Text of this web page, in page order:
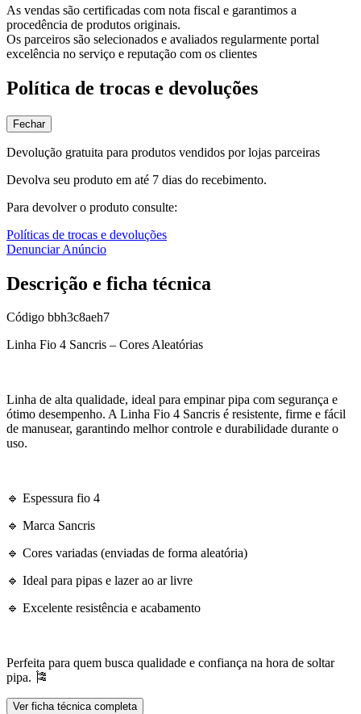
As vendas são certificadas com nota fiscal e garantimos a
procedência de produtos originais.
Os parceiros são selecionados e avaliados regularmente portal
excelência no serviço e reputação com os clientes
Política de trocas e devoluções
Fechar
Devolução gratuita para produtos vendidos por lojas parceiras
Devolva seu produto em até 7 dias do recebimento.
Para devolver o produto consulte:
Políticas de trocas e devoluções
Denunciar Anúncio
Descrição e ficha técnica
Código bbh3c8aeh7
Linha Fio 4 Sancris – Cores Aleatórias
Linha de alta qualidade, ideal para empinar pipa com segurança e
ótimo desempenho. A Linha Fio 4 Sancris é resistente, firme e fácil
de manusear, garantindo melhor controle e durabilidade durante o
uso.
🔹 Espessura fio 4
🔹 Marca Sancris
🔹 Cores variadas (enviadas de forma aleatória)
🔹 Ideal para pipas e lazer ao ar livre
🔹 Excelente resistência e acabamento
Perfeita para quem busca qualidade e confiança na hora de soltar
pipa. 🎏
Ver ficha técnica completa